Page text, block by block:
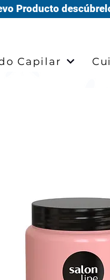
Producto
Capilar